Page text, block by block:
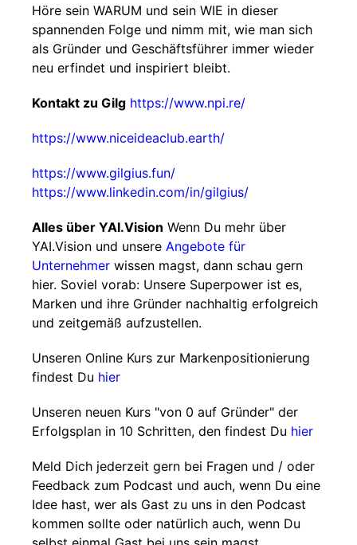
Höre sein WARUM und sein WIE in dieser
spannenden Folge und nimm mit, wie man sich
als Gründer und Geschäftsführer immer wieder
neu erfindet und inspiriert bleibt.
Kontakt zu Gilg https://www.npi.re/
https://www.niceideaclub.earth/
https://www.gilgius.fun/
https://www.linkedin.com/in/gilgius/
Alles über YAI.Vision Wenn Du mehr über
YAI.Vision und unsere Angebote für
Unternehmer wissen magst, dann schau gern
hier. Soviel vorab: Unsere Superpower ist es,
Marken und ihre Gründer nachhaltig erfolgreich
und zeitgemäß aufzustellen.
Unseren Online Kurs zur Markenpositionierung
findest Du hier
Unseren neuen Kurs "von 0 auf Gründer" der
Erfolgsplan in 10 Schritten, den findest Du hier
Meld Dich jederzeit gern bei Fragen und / oder
Feedback zum Podcast und auch, wenn Du eine
Idee hast, wer als Gast zu uns in den Podcast
kommen sollte oder natürlich auch, wenn Du